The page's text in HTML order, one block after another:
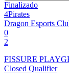
Finalizado
4Pirates
Dragon Esports
0
2
FISSURE
Closed Qualifier